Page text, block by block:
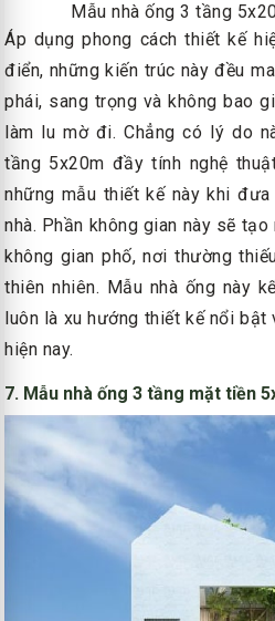
Mẫu nhà ống 3 tầng
Áp dụng phong cách thiết kế
điển, những kiến trúc này đều
phái, sang trọng và không bao
làm lu mờ đi. Chẳng có lý do
tầng 5x20m đầy tính nghệ
những mẫu thiết kế này khi
nhà. Phần không gian này sẽ
không gian phố, nơi thường
thiên nhiên. Mẫu nhà ống này
luôn là xu hướng thiết kế nổi
hiện nay.
7. Mẫu nhà ống 3 tầng mặt tiền